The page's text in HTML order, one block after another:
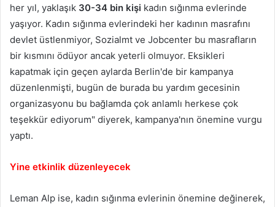
her yıl, yaklaşık 30-34 bin kişi kadın sığınma evlerinde
yaşıyor. Kadın sığınma evlerindeki her kadının masrafını
devlet üstlenmiyor, Sozialmt ve Jobcenter bu masrafların
bir kısmını ödüyor ancak yeterli olmuyor. Eksikleri
kapatmak için geçen aylarda Berlin'de bir kampanya
düzenlenmişti, bugün de burada bu yardım gecesinin
organizasyonu bu bağlamda çok anlamlı herkese çok
teşekkür ediyorum" diyerek, kampanya'nın önemine vurgu
yaptı.
Yine etkinlik düzenleyecek
Leman Alp ise, kadın sığınma evlerinin önemine değinerek,